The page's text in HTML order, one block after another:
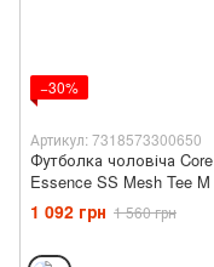
−30%
Артикул: 7318573300650
Футболка чоловіча Core
Essence SS Mesh Tee M
1 092 грн 1 560 грн